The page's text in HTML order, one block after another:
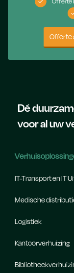
Offerte
Dé
voor al uw
IT-Transport en IT
Medische
Logistiek
Kantoorverhuizing